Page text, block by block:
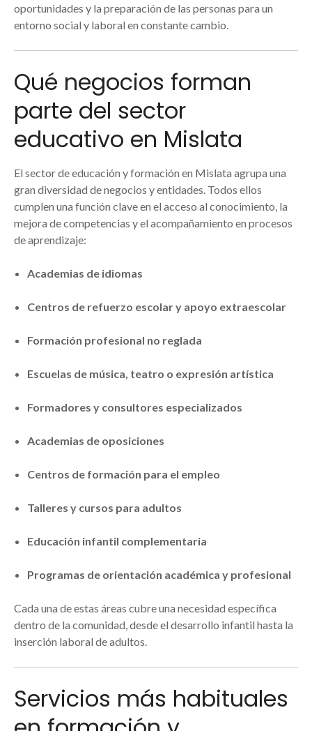
oportunidades y la preparación de las personas para un
entorno social y laboral en constante cambio.
Qué negocios forman
parte del sector
educativo en Mislata
El sector de educación y formación en Mislata agrupa una
gran diversidad de negocios y entidades. Todos ellos
cumplen una función clave en el acceso al conocimiento, la
mejora de competencias y el acompañamiento en procesos
de aprendizaje:
Academias de idiomas
Centros de refuerzo escolar y apoyo extraescolar
Formación profesional no reglada
Escuelas de música, teatro o expresión artística
Formadores y consultores especializados
Academias de oposiciones
Centros de formación para el empleo
Talleres y cursos para adultos
Educación infantil complementaria
Programas de orientación académica y profesional
Cada una de estas áreas cubre una necesidad específica
dentro de la comunidad, desde el desarrollo infantil hasta la
inserción laboral de adultos.
Servicios más habituales